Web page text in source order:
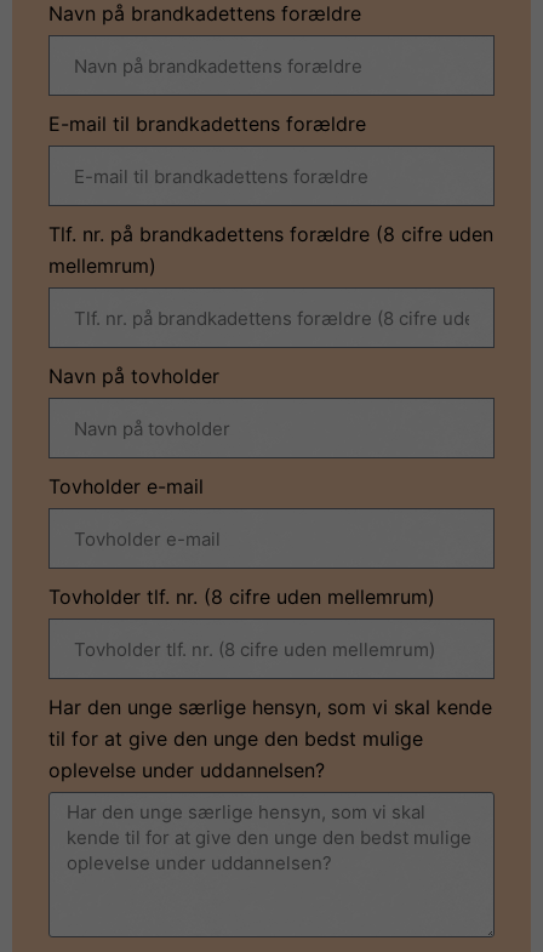
Navn på brandkadettens forældre
E-mail til brandkadettens forældre
Tlf. nr. på brandkadettens forældre (8 cifre uden
mellemrum)
Navn på tovholder
Tovholder e-mail
Tovholder tlf. nr. (8 cifre uden mellemrum)
Har den unge særlige hensyn, som vi skal kende
til for at give den unge den bedst mulige
oplevelse under uddannelsen?